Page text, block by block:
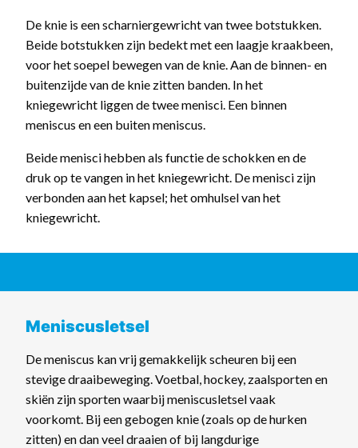
De knie is een scharniergewricht van twee botstukken.
Beide botstukken zijn bedekt met een laagje kraakbeen,
voor het soepel bewegen van de knie. Aan de binnen- en
buitenzijde van de knie zitten banden. In het
kniegewricht liggen de twee menisci. Een binnen
meniscus en een buiten meniscus.
Beide menisci hebben als functie de schokken en de
druk op te vangen in het kniegewricht. De menisci zijn
verbonden aan het kapsel; het omhulsel van het
kniegewricht.
Meniscusletsel
De meniscus kan vrij gemakkelijk scheuren bij een
stevige draaibeweging. Voetbal, hockey, zaalsporten en
skiën zijn sporten waarbij meniscusletsel vaak
voorkomt. Bij een gebogen knie (zoals op de hurken
zitten) en dan veel draaien of bij langdurige